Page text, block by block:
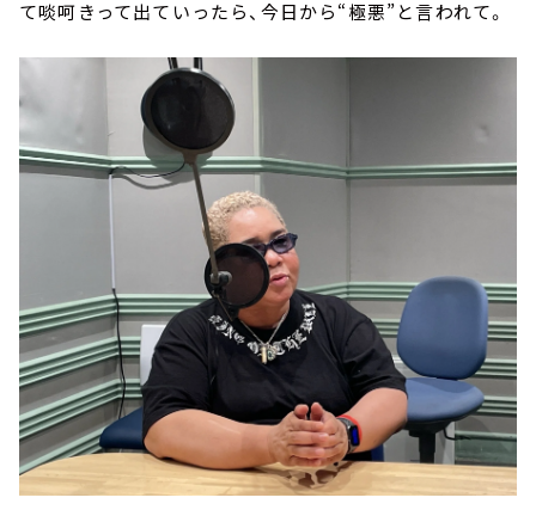
て啖呵きって出ていったら、今日から“極悪”と言われて。